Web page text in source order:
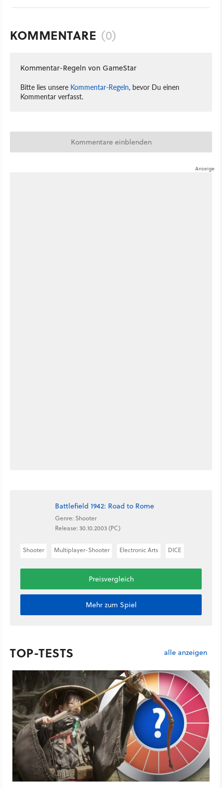
KOMMENTARE (0)
Kommentar-Regeln von GameStar
Bitte lies unsere Kommentar-Regeln, bevor Du einen
Kommentar verfasst.
Kommentare einblenden
Battlefield 1942: Road to Rome
Genre: Shooter
Release: 30.10.2003 (PC)
Shooter Multiplayer-Shooter Electronic Arts DICE
Preisvergleich
Mehr zum Spiel
TOP-TESTS alle anzeigen